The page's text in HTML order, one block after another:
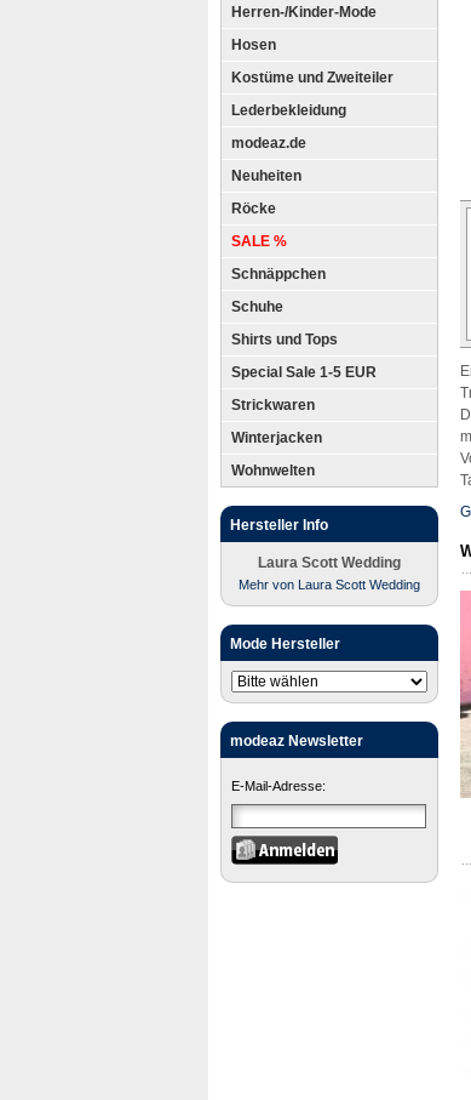
Herren-/Kinder-Mode
Hosen
Kostüme und Zweiteiler
Lederbekleidung
modeaz.de
Neuheiten
Röcke
SALE %
Schnäppchen
Schuhe
Shirts und Tops
Special Sale 1-5 EUR
Strickwaren
Winterjacken
Wohnwelten
Hersteller Info
Laura Scott Wedding
Mehr von Laura Scott Wedding
Mode Hersteller
modeaz Newsletter
E-Mail-Adresse: